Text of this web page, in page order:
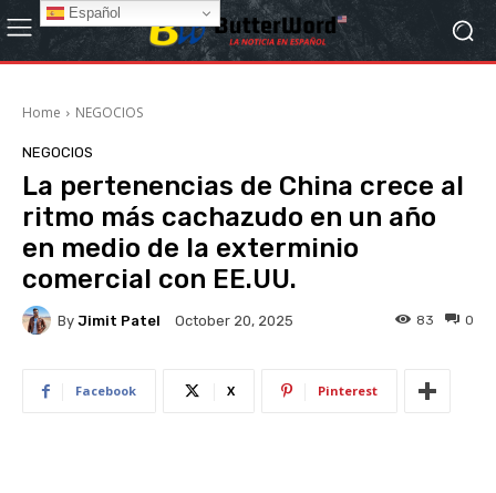
Home NEGOCIOS
NEGOCIOS
La pertenencias de China crece al
ritmo más cachazudo en un año
en medio de la exterminio
comercial con EE.UU.
By Jimit Patel October 20, 2025 0
83
Facebook X Pinterest
Español